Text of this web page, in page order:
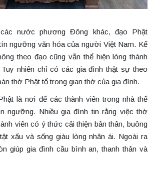
nước phương Đông khác, đạo Phật
ngưỡng văn hóa của người Việt Nam. Kể
theo đạo cũng vẫn thể hiện lòng thành
nhiên chỉ có các gia đình thật sự theo
thờ Phật tổ trong gian thờ của gia đình.
là nơi để các thành viên trong nhà thể
ngưỡng. Nhiều gia đình tin rằng việc thờ
viên có ý thức cải thiện bản thân, buông
xấu và sống giàu lòng nhân ái. Ngoài ra
giúp gia đình cầu bình an, thanh thản và